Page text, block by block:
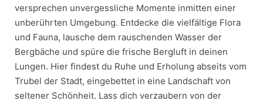
versprechen unvergessliche Momente inmitten einer
unberührten Umgebung. Entdecke die vielfältige Flora
und Fauna, lausche dem rauschenden Wasser der
Bergbäche und spüre die frische Bergluft in deinen
Lungen. Hier findest du Ruhe und Erholung abseits vom
Trubel der Stadt, eingebettet in eine Landschaft von
seltener Schönheit. Lass dich verzaubern von der